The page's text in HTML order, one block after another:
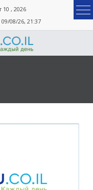
10 , 2026
08/26, 21:37